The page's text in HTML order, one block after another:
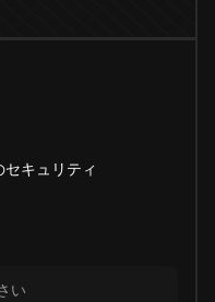
キュリティ